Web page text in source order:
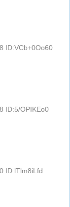
ID:VCb+0Oo60
ID:5/OPIKEo0
ID:lTlm8iLfd